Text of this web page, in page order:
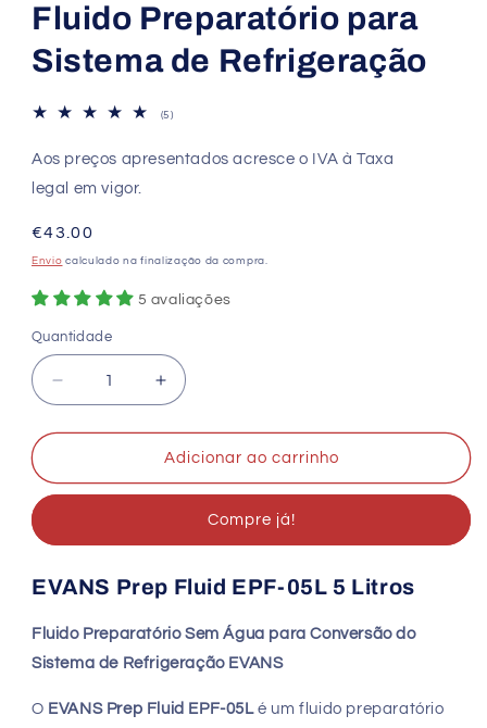
Fluido Preparatório para
Sistema de Refrigeração
(5)5
totais
Aos preços apresentados acresce o IVA à Taxa
legal em vigor.
Preço
normal
€43.00
Envio calculado na finalização da compra.
5 avaliações
Quantidade
Quantidade
Diminuir
a
quantidade
EVANS
5L
Fluido
para
Sistema
Refrigeração
Aumentar
a
quantidade
de
EVANS
5L
Fluido
para
Sistema
Refrigeração
Adicionar ao carrinho
Compre já!
EVANS Prep Fluid EPF-05L 5 Litros
Fluido Preparatório Sem Água para Conversão do
Sistema de Refrigeração EVANS
O EVANS Prep Fluid EPF-05Lé um fluido preparatório